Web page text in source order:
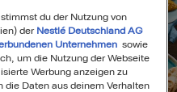
du der Nutzung von
der Nestlé Deutschland AG
Unternehmen sowie
um die Nutzung der Webseite
Werbung anzeigen zu
die Daten aus deinem Verhalten